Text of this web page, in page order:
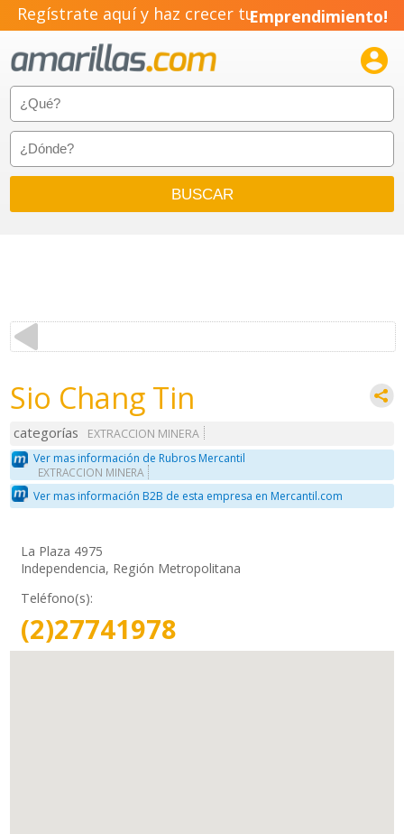
Regístrate aquí y haz crecer tuEmprendimiento!

Sio Chang Tin
categorías
EXTRACCION MINERA
Ver mas información de Rubros Mercantil
EXTRACCION MINERA
Ver mas información B2B de esta empresa en Mercantil.com
La Plaza 4975
Independencia, Región Metropolitana
Teléfono(s):
(2)27741978